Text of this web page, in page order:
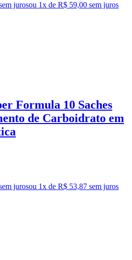
jurosou 1x de R$ 59,00 sem juros
Formula 10 Saches
de Carboidrato em
jurosou 1x de R$ 53,87 sem juros